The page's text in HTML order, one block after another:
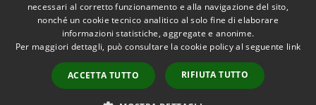
Accessibilità
Privacy
Mappa del sito
Copyright © 2026 • Comune di
Caltanissetta • Powered by
Municipium•Accesso
redazione
necessari al corretto funzionamento e alla navigazione del sito,
nonché un cookie tecnico analitico al solo fine di elaborare
informazioni statistiche, aggregate e anonime.
Per maggiori dettagli, può consultare la cookie policy al seguente link
ACCETTA TUTTO RIFIUTA TUTTO